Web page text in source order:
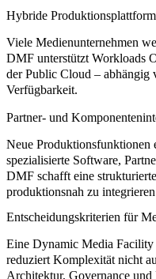
Hybride
Viele Medienunternehmen
DMF unterstützt Workloads
der Public Cloud – abhängig
Verfügbarkeit.
Partner- und
Neue Produktionsfunktionen
spezialisierte Software,
DMF schafft eine
produktionsnah zu
Entscheidungskriterien für
Eine Dynamic Media Facility
reduziert Komplexität nicht
Architektur, Governance und